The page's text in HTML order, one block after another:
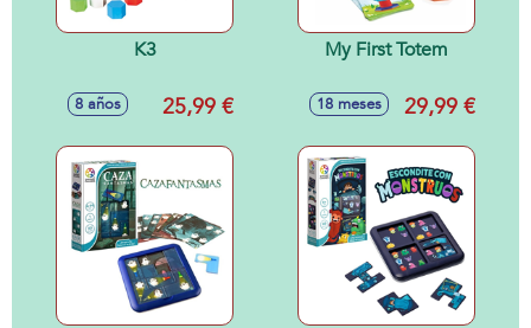
K3
8 años 25,99 €
My First Totem
18 meses 29,99 €